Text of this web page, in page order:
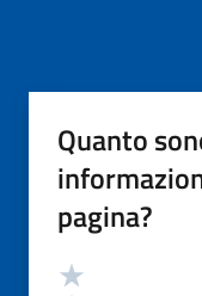
Quanto
pagina?
Valutazione